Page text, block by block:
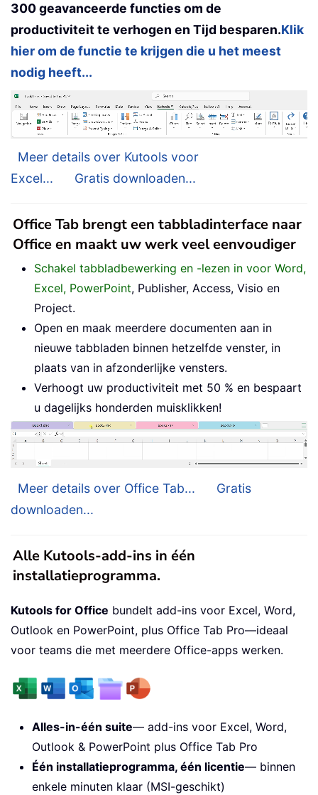
300 geavanceerde functies om de
productiviteit te verhogen en Tijd besparen.Klik
hier om de functie te krijgen die u het meest
nodig heeft...
Meer details over Kutools voor
Excel...
Gratis downloaden...
Office Tab brengt een tabbladinterface naar
Office en maakt uw werk veel eenvoudiger
Schakel tabbladbewerking en -lezen in voor Word,
Excel, PowerPoint, Publisher, Access, Visio en
Project.
Open en maak meerdere documenten aan in
nieuwe tabbladen binnen hetzelfde venster, in
plaats van in afzonderlijke vensters.
Verhoogt uw productiviteit met 50 % en bespaart
u dagelijks honderden muisklikken!
Meer details over Office Tab...
Gratis
downloaden...
Alle Kutools-add-ins in één
installatieprogramma.
Kutools for Office bundelt add-ins voor Excel, Word,
Outlook en PowerPoint, plus Office Tab Pro—ideaal
voor teams die met meerdere Office-apps werken.
Alles-in-één suite— add-ins voor Excel, Word,
Outlook & PowerPoint plus Office Tab Pro
Één installatieprogramma, één licentie— binnen
enkele minuten klaar (MSI-geschikt)